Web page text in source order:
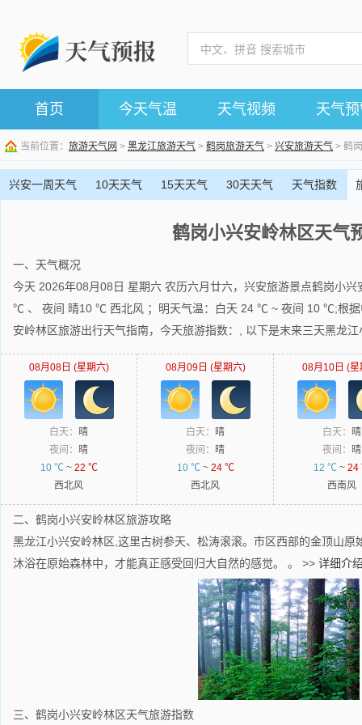
首页 今天气温 天气视频 天气
当前位置： 旅游天气网 > 黑龙江旅游天气 > 鹤岗旅游天气 > 兴安旅游天气 > 鹤
兴安一周天气 10天天气 15天天气 30天天气 天气指数
鹤岗小兴安岭林区天气
一、天气概况
今天 2026年08月08日 星期六 农历六月廿六，兴安旅游景点鹤岗小
℃ 、 夜间 晴10 ℃ 西北风 ；明天气温：白天 24 ℃ ~ 夜间 10 ℃;根据
安岭林区旅游出行天气指南，今天旅游指数：, 以下是末来三天黑龙
08月08日 (星期六)
白天： 晴
夜间： 晴
10 ℃~ 22 ℃
西北风
08月09日 (星期六)
白天： 晴
夜间： 晴
10 ℃~ 24 ℃
西北风
08月10日 (星
白天： 晴
夜间： 晴
12 ℃~
西南风
二、鹤岗小兴安岭林区旅游攻略
黑龙江小兴安岭林区,这里古树参天、松涛滚滚。市区西部的金顶山原
沐浴在原始森林中，才能真正感受回归大自然的感觉。 。 >> 详细介
三、鹤岗小兴安岭林区天气旅游指数